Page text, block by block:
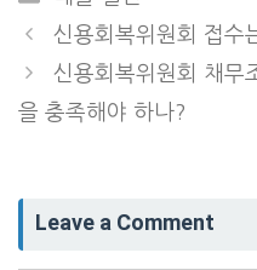
신용회복위원회 접수
신용회복위원회 채무
을 충족해야 하나?
Leave a Comment